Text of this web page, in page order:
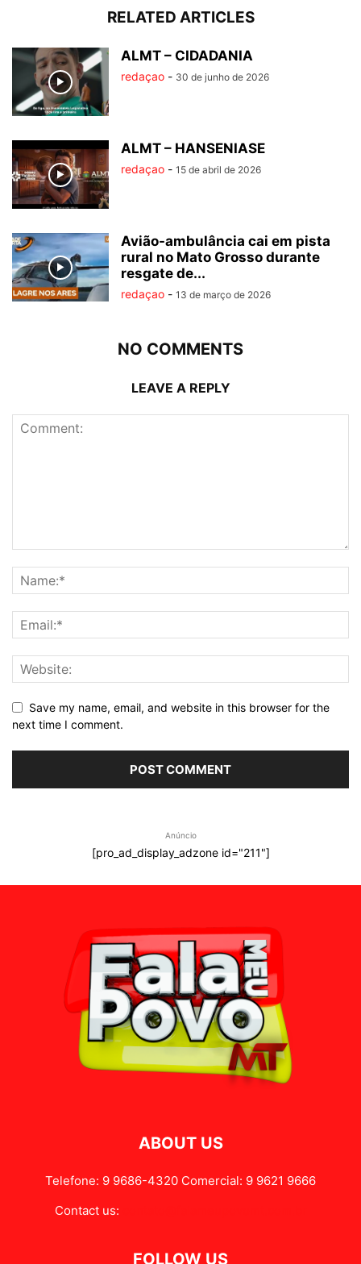
RELATED ARTICLES
ALMT – CIDADANIA
redaçao - 30 de junho de 2026
ALMT – HANSENIASE
redaçao - 15 de abril de 2026
Avião-ambulância cai em pista
rural no Mato Grosso durante
resgate de...
redaçao - 13 de março de 2026
NO COMMENTS
LEAVE A REPLY
Save my name, email, and website in this browser for the
next time I comment.
Anúncio
[pro_ad_display_adzone id="211"]
ABOUT US
Telefone: 9 9686-4320 Comercial: 9 9621 9666
Contact us:
FOLLOW US